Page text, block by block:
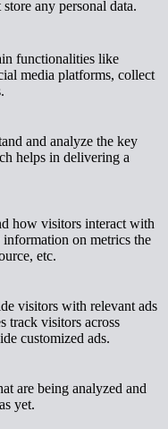
store any personal data.
functionalities like
media platforms, collect
and analyze the key
helps in delivering a
how visitors interact with
on metrics the
etc.
visitors with relevant ads
track visitors across
customized ads.
are being analyzed and
yet.